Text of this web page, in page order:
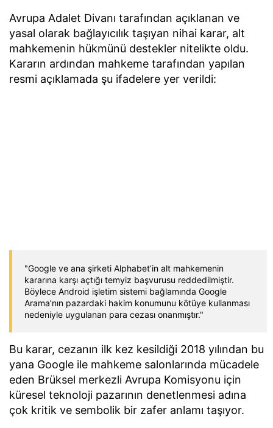
Avrupa Adalet Divanı tarafından açıklanan ve
yasal olarak bağlayıcılık taşıyan nihai karar, alt
mahkemenin hükmünü destekler nitelikte oldu.
Kararın ardından mahkeme tarafından yapılan
resmi açıklamada şu ifadelere yer verildi:
"Google ve ana şirketi Alphabet’in alt mahkemenin
kararına karşı açtığı temyiz başvurusu reddedilmiştir.
Böylece Android işletim sistemi bağlamında Google
Arama’nın pazardaki hakim konumunu kötüye kullanması
nedeniyle uygulanan para cezası onanmıştır."
Bu karar, cezanın ilk kez kesildiği 2018 yılından bu
yana Google ile mahkeme salonlarında mücadele
eden Brüksel merkezli Avrupa Komisyonu için
küresel teknoloji pazarının denetlenmesi adına
çok kritik ve sembolik bir zafer anlamı taşıyor.